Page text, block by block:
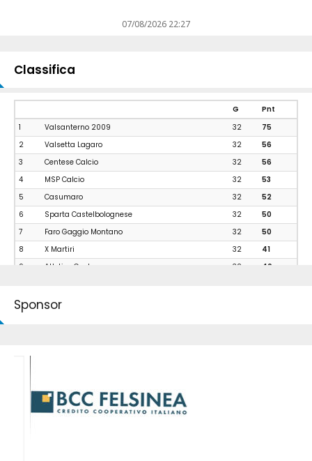
07/08/2026 22:27
Classifica
G
Pnt
1
Valsanterno 2009 32
75
2
Valsetta Lagaro 32
56
3
Centese Calcio 32
56
4
MSP Calcio 32
53
5
Casumaro 32
52
6
Sparta Castelbolognese 32
50
7
Faro Gaggio Montano 32
50
8
X Martiri 32
41
9
Atletico Castenaso 32
40
11
Granamica
Virtus Castelfranco Calcio
Masi Torello Voghiera
Sponsor